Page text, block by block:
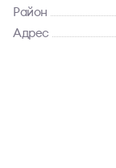
Район
Адрес